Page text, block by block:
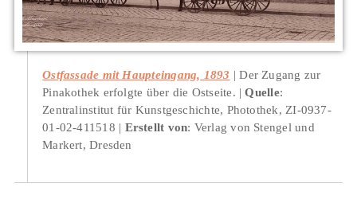
Ostfassade mit Haupteingang, 1893
Der Zugang zur
Pinakothek erfolgte über die Ostseite.
Quelle:
Zentralinstitut für Kunstgeschichte, Photothek, ZI-0937-
01-02-411518
Erstellt von: Verlag von Stengel und
Markert, Dresden